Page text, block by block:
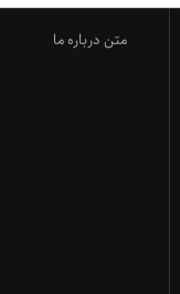
متن درباره ما